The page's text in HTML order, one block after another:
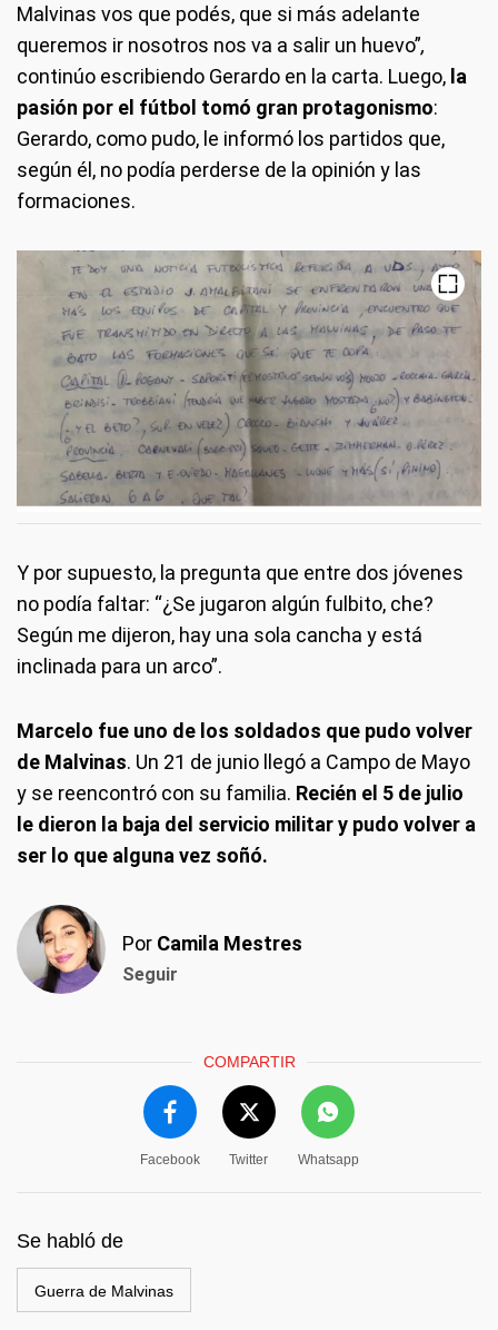
Malvinas vos que podés, que si más adelante
queremos ir nosotros nos va a salir un huevo”,
continúo escribiendo Gerardo en la carta. Luego, la
pasión por el fútbol tomó gran protagonismo:
Gerardo, como pudo, le informó los partidos que,
según él, no podía perderse de la opinión y las
formaciones.
Y por supuesto, la pregunta que entre dos jóvenes
no podía faltar: “¿Se jugaron algún fulbito, che?
Según me dijeron, hay una sola cancha y está
inclinada para un arco”.
Marcelo fue uno de los soldados que pudo volver
de Malvinas. Un 21 de junio llegó a Campo de Mayo
y se reencontró con su familia. Recién el 5 de julio
le dieron la baja del servicio militar y pudo volver a
ser lo que alguna vez soñó.
Por Camila Mestres
Seguir
COMPARTIR
Facebook Twitter Whatsapp
Se habló de
Guerra de Malvinas